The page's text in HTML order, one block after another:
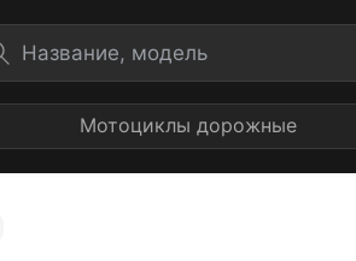
Мотоциклы дорожные